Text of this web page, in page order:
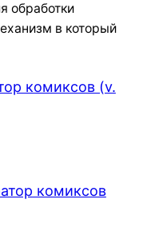
обработки
в который
комиксов (v.
комиксов